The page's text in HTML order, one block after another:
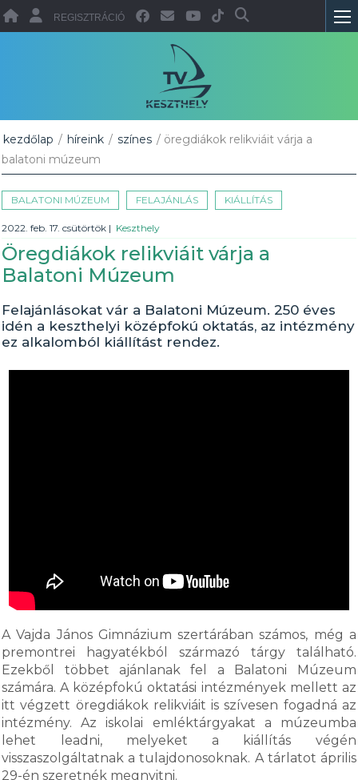
REGISZTRÁCIÓ
kezdőlap / híreink / színes / öregdiákok relikviáit várja a
balatoni múzeum
BALATONI MÚZEUM FELAJÁNLÁS KIÁLLÍTÁS
2022. feb. 17. csütörtök | Keszthely
Öregdiákok relikviáit várja a
Balatoni Múzeum
Felajánlásokat vár a Balatoni Múzeum. 250 éves
idén a keszthelyi középfokú oktatás, az intézmény
ez alkalomból kiállítást rendez.
A Vajda János Gimnázium szertárában számos, még a
premontrei hagyatékból származó tárgy található.
Ezekből többet ajánlanak fel a Balatoni Múzeum
számára. A középfokú oktatási intézmények mellett az
itt végzett öregdiákok relikviáit is szívesen fogadná az
intézmény. Az iskolai emléktárgyakat a múzeumba
lehet leadni, melyeket a kiállítás végén
visszaszolgáltatnak a tulajdonosoknak. A tárlatot április
29-én szeretnék megnyitni.